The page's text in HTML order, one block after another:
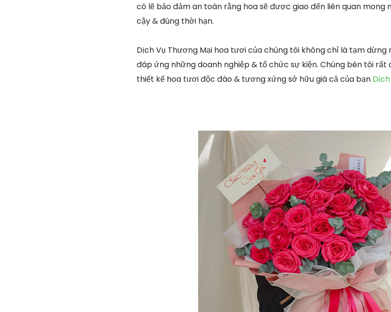
có lẽ bảo đảm an toàn rằng hoa sẽ được giao đến liên quan mong
cậy & đúng thời hạn.
Dịch Vụ Thương Mại hoa tươi của chúng tôi không chỉ là tạm
đáp ứng những doanh nghiệp & tổ chức sự kiện. Chúng bên tôi
thiết kế hoa tươi độc đáo & tương xứng sở hữu giá cả của bạn